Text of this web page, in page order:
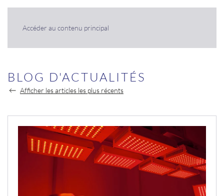
Accéder au contenu principal
BLOG D'ACTUALITÉS
Afficher les articles les plus récents